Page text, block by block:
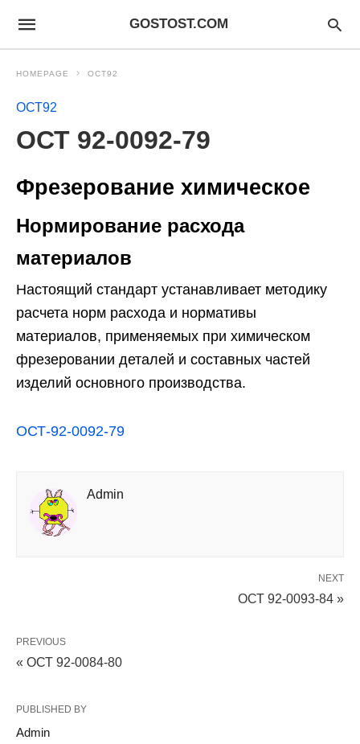
GOSTOST.COM
HOMEPAGE ОСТ92
ОСТ92
ОСТ 92-0092-79
Фрезерование химическое
Нормирование расхода
материалов
Настоящий стандарт устанавливает методику
расчета норм расхода и нормативы
материалов, применяемых при химическом
фрезеровании деталей и составных частей
изделий основного производства.
ОСТ-92-0092-79
Admin
NEXT
ОСТ 92-0093-84 »
PREVIOUS
« ОСТ 92-0084-80
PUBLISHED BY
Admin